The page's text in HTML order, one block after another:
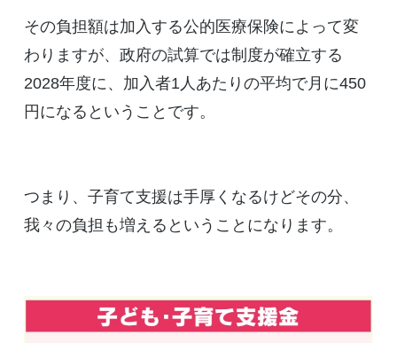
その負担額は加入する公的医療保険によって変
わりますが、政府の試算では制度が確立する
2028年度に、加入者1人あたりの平均で月に450
円になるということです。
つまり、子育て支援は手厚くなるけどその分、
我々の負担も増えるということになります。